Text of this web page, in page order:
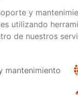
y
utilizando
de nuestros
mantenimiento